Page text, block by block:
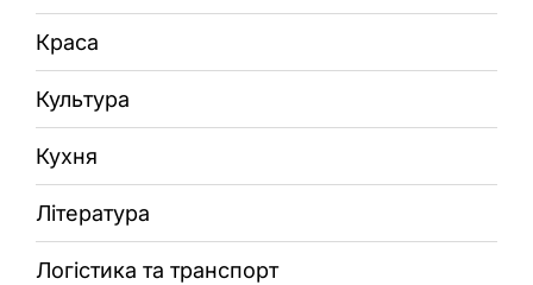
Краса
Культура
Кухня
Література
Логістика та транспорт